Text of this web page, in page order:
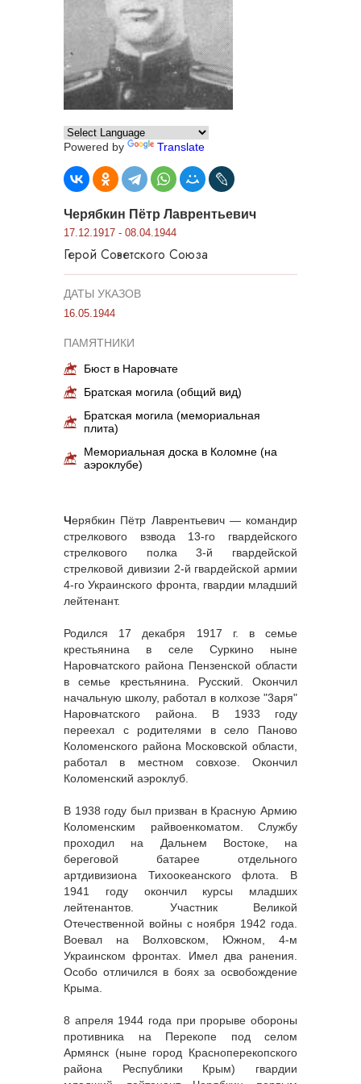
Powered by Translate
Черябкин Пётр Лаврентьевич
17.12.1917 - 08.04.1944
Герой Советского Союза
ДАТЫ УКАЗОВ
16.05.1944
ПАМЯТНИКИ
Бюст в Наровчате
Братская могила (общий вид)
Братская могила (мемориальная
плита)
Мемориальная доска в Коломне (на
аэроклубе)
Черябкин Пётр Лаврентьевич — командир
стрелкового взвода 13-го гвардейского
стрелкового полка 3-й гвардейской
стрелковой дивизии 2-й гвардейской армии
4-го Украинского фронта, гвардии младший
лейтенант.
Родился 17 декабря 1917 г. в семье
крестьянина в селе Суркино ныне
Наровчатского района Пензенской области
в семье крестьянина. Русский. Окончил
начальную школу, работал в колхозе "3аря"
Наровчатского района. В 1933 году
переехал с родителями в село Паново
Коломенского района Московской области,
работал в местном совхозе. Окончил
Коломенский аэроклуб.
В 1938 году был призван в Красную Армию
Коломенским райвоенкоматом. Службу
проходил на Дальнем Востоке, на
береговой батарее отдельного
артдивизиона Тихоокеанского флота. В
1941 году окончил курсы младших
лейтенантов. Участник Великой
Отечественной войны с ноября 1942 года.
Воевал на Волховском, Южном, 4-м
Украинском фронтах. Имел два ранения.
Особо отличился в боях за освобождение
Крыма.
8 апреля 1944 года при прорыве обороны
противника на Перекопе под селом
Армянск (ныне город Красноперекопского
района Республики Крым) гвардии